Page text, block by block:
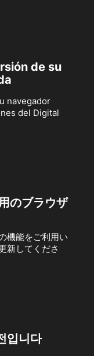
de su
navegador
del Digital
のブラウザ
機能をご利用い
新してくださ
입니다